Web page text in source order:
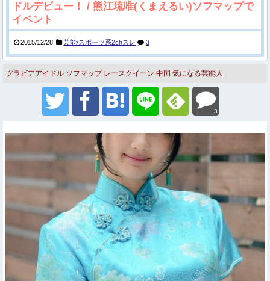
ドルデビュー！ / 熊江琉唯(くまえるい)ソフマップで
イベント
2015/12/28 芸能/スポーツ系2chスレ 3
グラビアアイドル ソフマップ レースクイーン 中国 気になる芸能人
熊江琉唯(くまえるい)
画像スレ 美少女画像
3